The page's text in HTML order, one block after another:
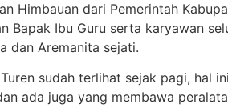
Himbauan dari Pemerintah
Bapak Ibu Guru serta karyawan
dan Aremanita sejati.
sudah terlihat sejak pagi,
ada juga yang membawa